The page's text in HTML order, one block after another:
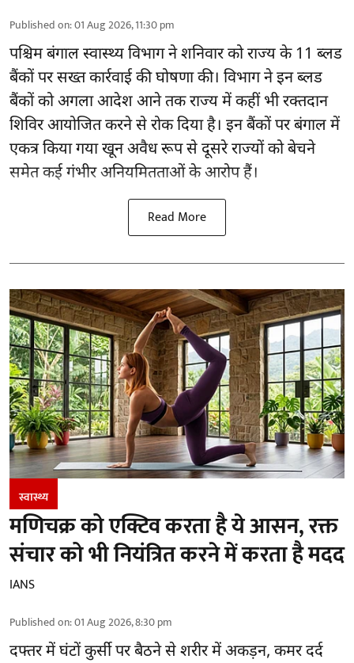
Published on:01 Aug 2026, 11:30 pm
पश्चिम बंगाल स्वास्थ्य विभाग ने शनिवार को राज्य के 11 ब्लड
बैंकों पर सख्त कार्रवाई की घोषणा की। विभाग ने इन ब्लड
बैंकों को अगला आदेश आने तक राज्य में कहीं भी रक्तदान
शिविर आयोजित करने से रोक दिया है। इन बैंकों पर बंगाल में
एकत्र किया गया खून अवैध रूप से दूसरे राज्यों को बेचने
समेत कई गंभीर अनियमितताओं के आरोप हैं।
Read More
स्वास्थ्य
मणिचक्र को एक्टिव करता है ये आसन, रक्त
संचार को भी नियंत्रित करने में करता है मदद
IANS
Published on:01 Aug 2026, 8:30 pm
दफ्तर में घंटों कुर्सी पर बैठने से शरीर में अकड़न, कमर दर्द